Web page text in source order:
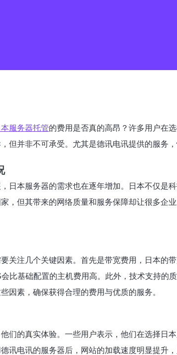
本服务器托管的费用是否真的高昂？许多用户在
但并非不可承受。尤其是德讯电讯提供的服务
日本服务器的需求也在逐年增加。日本不仅是
，但其带来的网络质量和服务保障却让很多企
关注几个关键因素。首先是带宽费用，日本的
比基础配置的主机费用高。此外，技术支持的
因素，确保获得合理的费用与优质的服务。
们的真实体验。一些用户表示，他们在选择日
讯电讯的服务器后，网站的加载速度明显提升